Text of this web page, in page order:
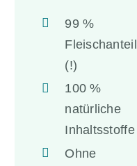
99 %
Fleischanteil
(!)
100 %
natürliche
Inhaltsstoffe
Ohne